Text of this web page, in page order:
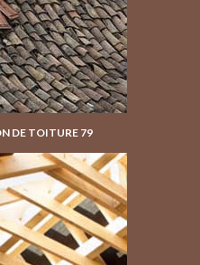
DE TOITURE 79